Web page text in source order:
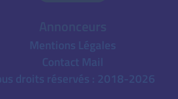
Mentions Légales
Contact Mail
droits réservés : 2018-2026